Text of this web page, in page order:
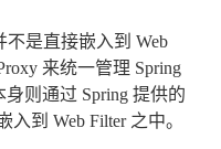
不是直接嵌入到 Web
来统一管理 Spring
身则通过 Spring 提供的
入到 Web Filter 之中。